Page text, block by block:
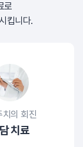
로
킵니다.
치의 회진
치료